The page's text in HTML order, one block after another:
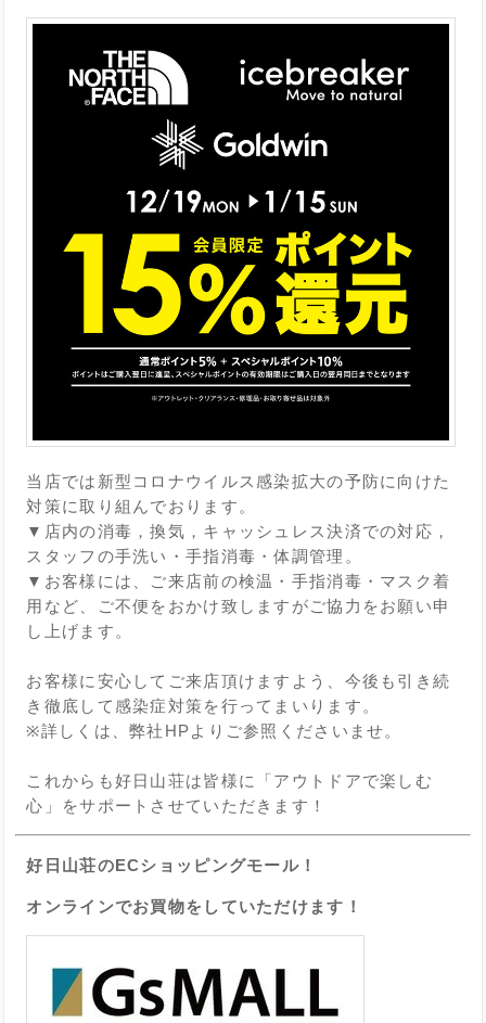
当店では新型コロナウイルス感染拡大の予防に向けた
対策に取り組んでおります。
▼店内の消毒，換気，キャッシュレス決済での対応，
スタッフの手洗い・手指消毒・体調管理。
▼お客様には、ご来店前の検温・手指消毒・マスク着
用など、ご不便をおかけ致しますがご協力をお願い申
し上げます。
お客様に安心してご来店頂けますよう、今後も引き続
き徹底して感染症対策を行ってまいります。
※詳しくは、弊社HPよりご参照くださいませ。
これからも好日山荘は皆様に「アウトドアで楽しむ
心」をサポートさせていただきます！
好日山荘のECショッピングモール！
オンラインでお買物をしていただけます！